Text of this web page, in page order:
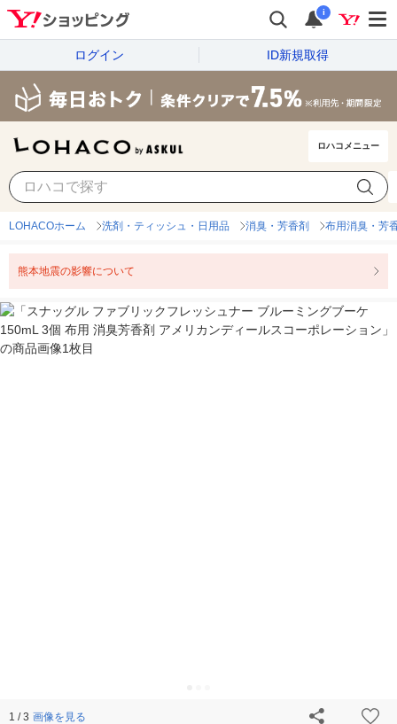
i
ログイン ID新規取得
ロハコメニュー
LOHACOホーム 洗剤・ティッシュ・日用品 消臭・芳香剤 布用消臭・芳
熊本地震の影響について
1 / 3 画像を見る